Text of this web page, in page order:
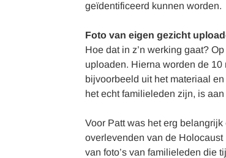
geïdentificeerd kunnen worden.
Foto van eigen gezicht
Hoe dat in z’n werking gaat?
uploaden. Hierna worden de
bijvoorbeeld uit het materiaal
het echt familieleden zijn, is
Voor Patt was het erg
overlevenden van de
van foto’s van familieleden die